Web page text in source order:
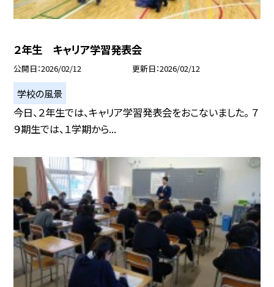
２年生 キャリア学習発表会
公開日 2026/02/12 更新日 2026/02/12
学校の風景
今日、２年生では、キャリア学習発表会をおこないました。 ７
９期生では、１学期から...